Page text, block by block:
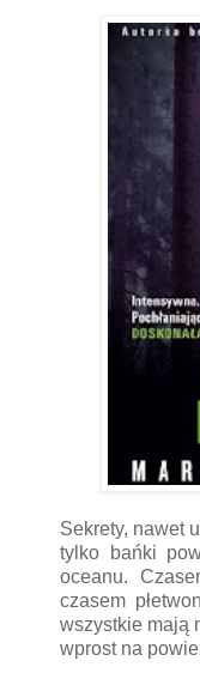
Sekrety, nawet
tylko bańki
oceanu.
czasem
wszystkie mają
wprost na